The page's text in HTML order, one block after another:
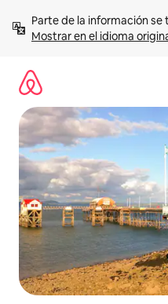
contenidoMostrar en el idioma